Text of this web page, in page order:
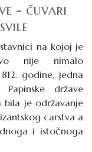
- čuvari
na kojoj je
nije nimalo
godine, jedna
države
bila je održavanje
carstva a
i istočnoga